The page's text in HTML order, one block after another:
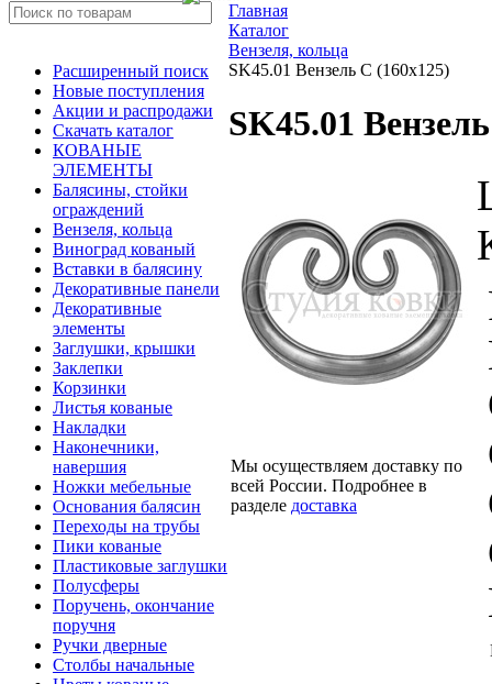
Расширенный поиск
Новые поступления
Акции и распродажи
Скачать каталог
КОВАНЫЕ
ЭЛЕМЕНТЫ
Балясины, стойки
ограждений
Вензеля, кольца
Виноград кованый
Вставки в балясину
Декоративные панели
Декоративные
элементы
Заглушки, крышки
Заклепки
Корзинки
Листья кованые
Накладки
Наконечники,
навершия
Ножки мебельные
Основания балясин
Переходы на трубы
Пики кованые
Пластиковые заглушки
Полусферы
Поручень, окончание
поручня
Ручки дверные
Столбы начальные
Главная
Каталог
Вензеля, кольца
SK45.01 Вензель С (160х125)
SK45.01
Мы осуществляем доставку по
всей России. Подробнее в
разделе доставка